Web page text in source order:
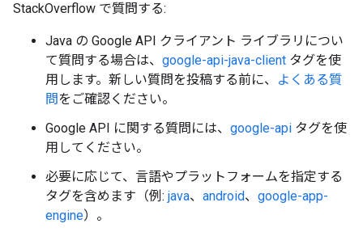
StackOverflow で質問する:
Java の Google API クライアント ライブラリについ
て質問する場合は、 google-api-java-client タグを使
用します。新しい質問を投稿する前に、
よくある質
問をご確認ください。
Google API に関する質問には、 google-api タグを使
用してください。
必要に応じて、言語やプラットフォームを指定する
タグを含めます（例: java、 android、 google-app-
engine）。